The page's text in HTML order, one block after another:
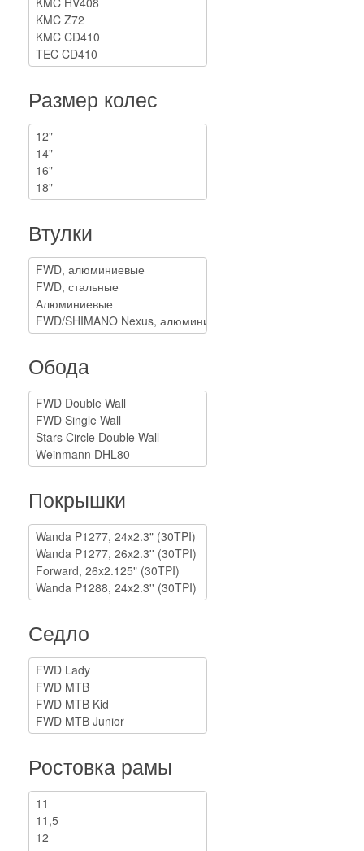
Размер колес
Втулки
Обода
Покрышки
Седло
Ростовка рамы